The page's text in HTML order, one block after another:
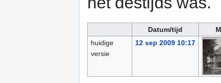
Datum/tijd
huidige
versie
12 sep 2009 10:17